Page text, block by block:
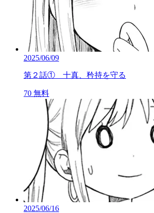
2025/06/09
第２話① 十真、矜持を守る
70 無料
2025/06/16